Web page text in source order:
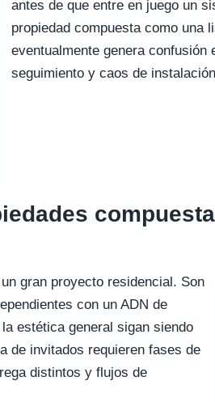
antes de que entre en juego un
propiedad compuesta como una
eventualmente genera confusión
seguimiento y caos de
gran proyecto residencial. Son
con un ADN de
estética general sigan siendo
de invitados requieren fases de
distintos y flujos de